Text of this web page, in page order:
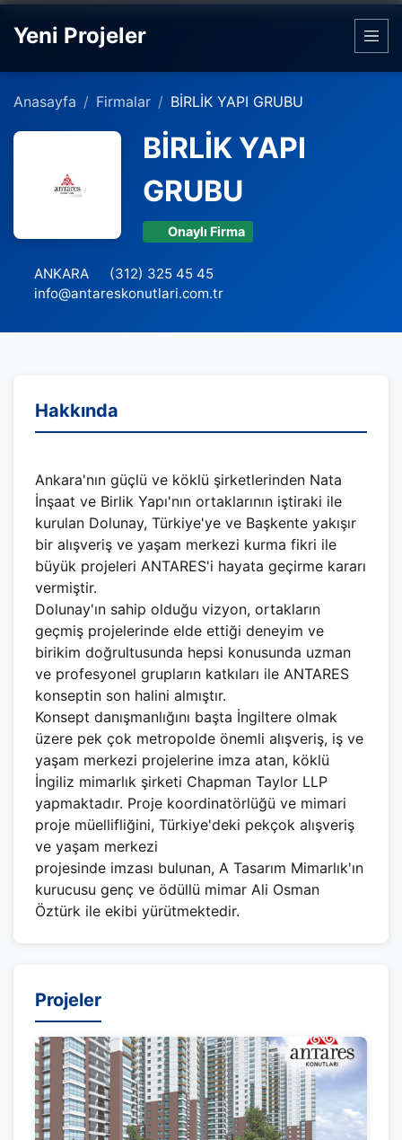
Yeni Projeler
Anasayfa Firmalar BİRLİK YAPI GRUBU
BİRLİK YAPI
GRUBU
Onaylı Firma
ANKARA
(312) 325 45 45
info@antareskonutlari.com.tr
Hakkında
Ankara'nın güçlü ve köklü şirketlerinden Nata
İnşaat ve Birlik Yapı'nın ortaklarının iştiraki ile
kurulan Dolunay, Türkiye'ye ve Başkente yakışır
bir alışveriş ve yaşam merkezi kurma fikri ile
büyük projeleri ANTARES'i hayata geçirme kararı
vermiştir.
Dolunay'ın sahip olduğu vizyon, ortakların
geçmiş projelerinde elde ettiği deneyim ve
birikim doğrultusunda hepsi konusunda uzman
ve profesyonel grupların katkıları ile ANTARES
konseptin son halini almıştır.
Konsept danışmanlığını başta İngiltere olmak
üzere pek çok metropolde önemli alışveriş, iş ve
yaşam merkezi projelerine imza atan, köklü
İngiliz mimarlık şirketi Chapman Taylor LLP
yapmaktadır. Proje koordinatörlüğü ve mimari
proje müellifliğini, Türkiye'deki pekçok alışveriş
ve yaşam merkezi
projesinde imzası bulunan, A Tasarım Mimarlık'ın
kurucusu genç ve ödüllü mimar Ali Osman
Öztürk ile ekibi yürütmektedir.
Projeler